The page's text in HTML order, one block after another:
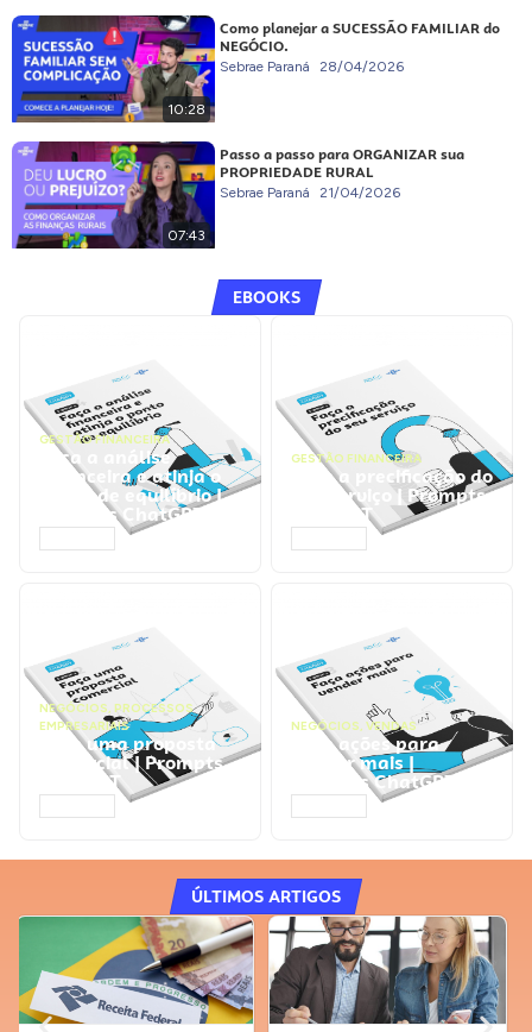
10:28
Como planejar a SUCESSÃO FAMILIAR do
NEGÓCIO.
Sebrae Paraná 28/04/2026
07:43
Passo a passo para ORGANIZAR sua
PROPRIEDADE RURAL
Sebrae Paraná 21/04/2026
EBOOKS
GESTÃO FINANCEIRA
Faça a análise
financeira e atinja o
ponto de equilíbrio |
Prompts ChatGPT
GESTÃO FINANCEIRA
Faça a precificação do
seu serviço | Prompts
ChatGPT
NEGÓCIOS, PROCESSOS
EMPRESARIAIS
Faça uma proposta
comercial | Prompts
ChatGPT
NEGÓCIOS, VENDAS
Faça ações para
vender mais |
Prompts ChatGPT
ÚLTIMOS ARTIGOS